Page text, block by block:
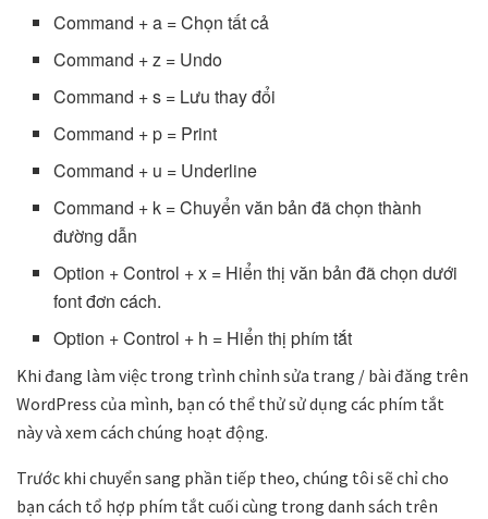
Command + a = Chọn tất cả
Command + z = Undo
Command + s = Lưu thay đổi
Command + p = Print
Command + u = Underline
Command + k = Chuyển văn bản đã chọn thành
đường dẫn
Option + Control + x = Hiển thị văn bản đã chọn dưới
font đơn cách.
Option + Control + h = Hiển thị phím tắt
Khi đang làm việc trong trình chỉnh sửa trang / bài đăng trên
WordPress của mình, bạn có thể thử sử dụng các phím tắt
này và xem cách chúng hoạt động.
Trước khi chuyển sang phần tiếp theo, chúng tôi sẽ chỉ cho
bạn cách tổ hợp phím tắt cuối cùng trong danh sách trên